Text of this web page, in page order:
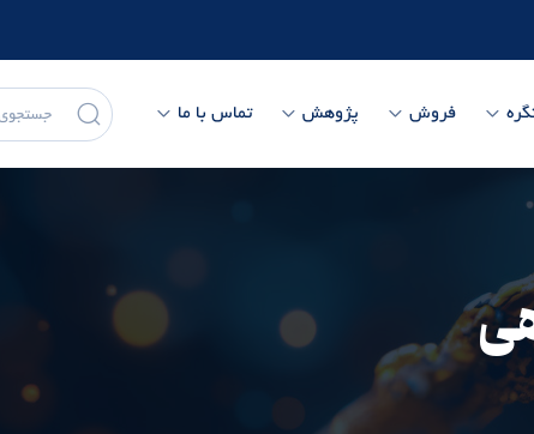
فروش پژوهش تماس با ما